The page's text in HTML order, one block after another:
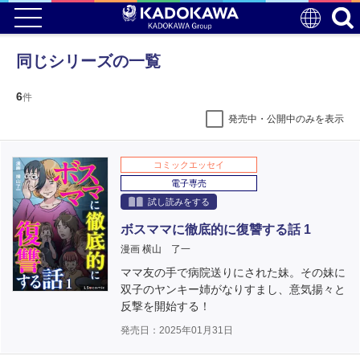
同じシリーズの一覧
6件
発売中・公開中のみを表示
コミックエッセイ
電子専売
試し読みをする
ボスママに徹底的に復讐する話 1
漫画 横山 了一
ママ友の手で病院送りにされた妹。その妹に
双子のヤンキー姉がなりすまし、意気揚々と
反撃を開始する！
発売日：2025年01月31日